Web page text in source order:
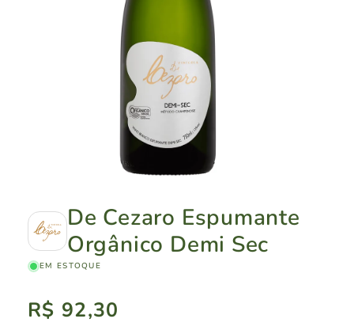
De Cezaro Espumante
Orgânico Demi Sec
EM ESTOQUE
Preço
R$ 92,30